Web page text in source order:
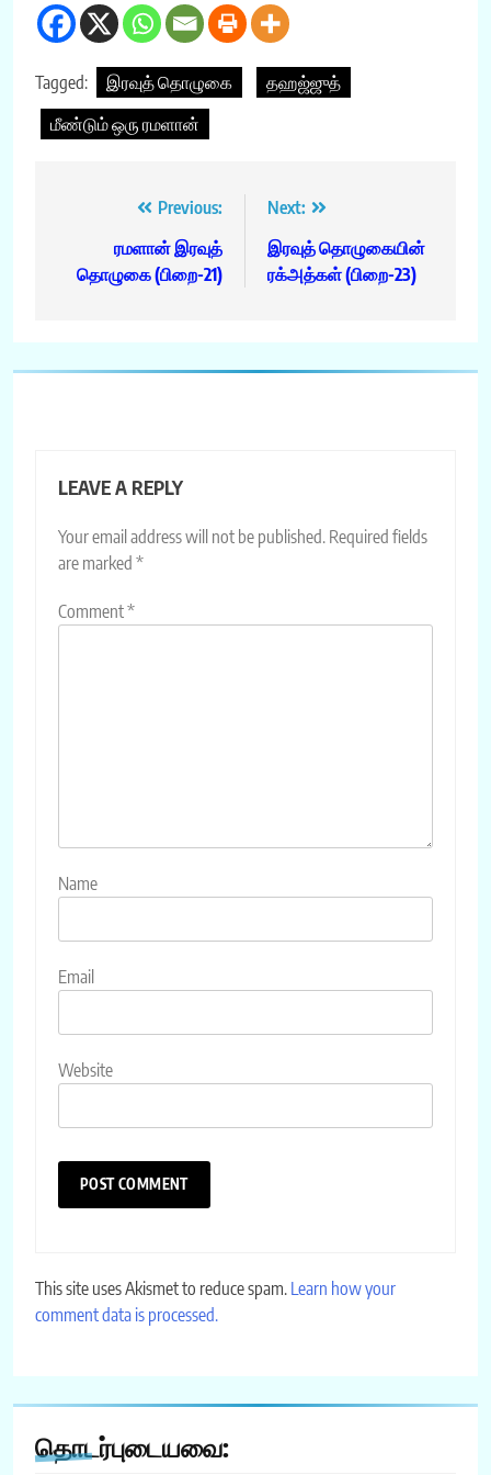
Tagged: இரவுத் தொழுகை
தஹஜ்ஜுத்
மீண்டும் ஒரு ரமளான்
navigation
Previous:
ரமளான் இரவுத்
தொழுகை (பிறை-21)
Next:
இரவுத் தொழுகையின்
ரக்அத்கள் (பிறை-23)
LEAVE A REPLY
Your email address will not be published. Required fields
are marked *
Comment*
Name
Email
Website
This site uses Akismet to reduce spam. Learn how your
comment data is processed.
தொடர்புடையவை: